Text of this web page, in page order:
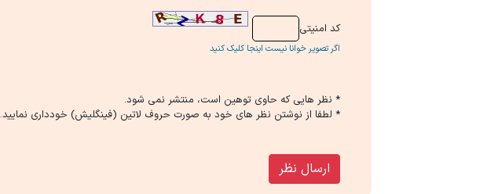
كد امنیتی
اگر تصویر خوانا نیست اینجا کلیک کنید
* نظر هایی كه حاوی توهین است، منتشر نمی شود.
* لطفا از نوشتن نظر های خود به صورت حروف لاتین (فینگلیش) خودداری نمایید.
ارسال نظر